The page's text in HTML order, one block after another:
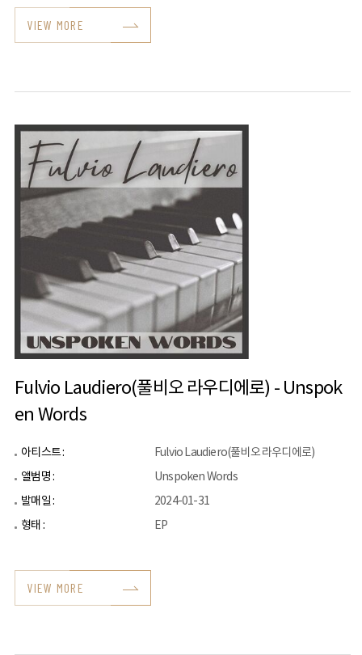
VIEW MORE
Fulvio Laudiero(풀비오 라우디에로) - Unspok
en Words
아티스트 :
Fulvio Laudiero(풀비오 라우디에로)
앨범명 :
Unspoken Words
발매일 :
2024-01-31
형태 :
EP
VIEW MORE